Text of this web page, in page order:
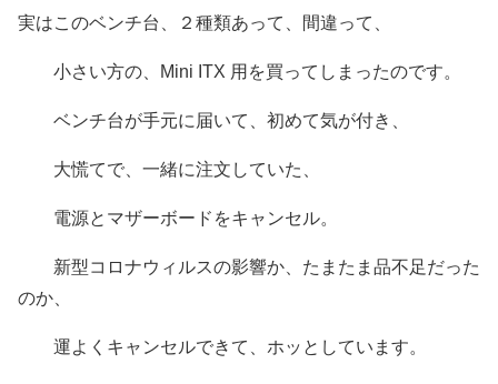
実はこのベンチ台、２種類あって、間違って、
小さい方の、Mini ITX 用を買ってしまったのです。
ベンチ台が手元に届いて、初めて気が付き、
大慌てで、一緒に注文していた、
電源とマザーボードをキャンセル。
新型コロナウィルスの影響か、たまたま品不足だった
のか、
運よくキャンセルできて、ホッとしています。